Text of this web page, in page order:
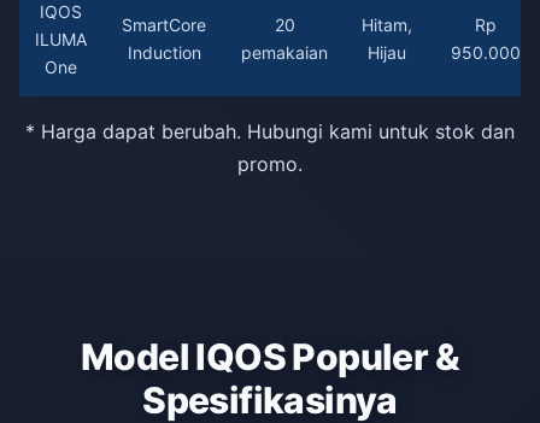
IQOS
ILUMA
One
SmartCore
Induction
20
pemakaian
Hitam,
Hijau
Rp
950.000
* Harga dapat berubah. Hubungi kami untuk stok dan
promo.
Model IQOS Populer &
Spesifikasinya